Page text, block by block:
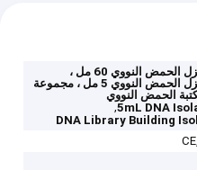
مجموعة عزل الحمض النووي 60 مل ،
مجموعة عزل الحمض النووي 5 مل ، مجموعة
الحمض النووي
5mL DNA
,
DNA Library Building